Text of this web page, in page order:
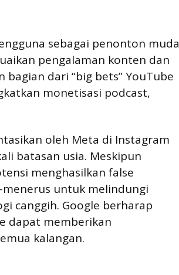
sebagai penonton muda
pengalaman konten dan
dari “big bets” YouTube
monetisasi podcast,
oleh Meta di Instagram
batasan usia. Meskipun
menghasilkan false
untuk melindungi
canggih. Google berharap
dapat memberikan
kalangan.